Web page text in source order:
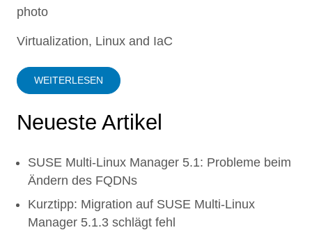
Virtualization, Linux and IaC
WEITERLESEN
Neueste Artikel
SUSE Multi-Linux Manager 5.1: Probleme beim
Ändern des FQDNs
Kurztipp: Migration auf SUSE Multi-Linux
Manager 5.1.3 schlägt fehl